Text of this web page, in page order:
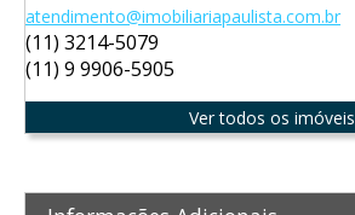
atendimento@imobiliariapaulista.com.br
(11) 3214-5079
(11) 9 9906-5905
Ver todos os imóveis